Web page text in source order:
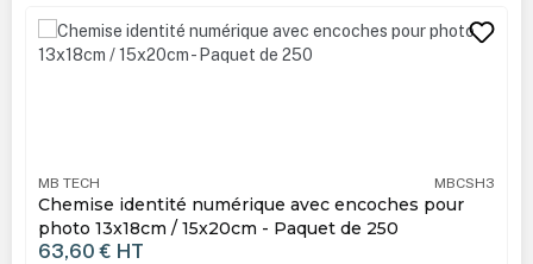
Ignorer la galerie de produits
MB TECH MBCSH3
Chemise identité numérique avec encoches pour
photo 13x18cm / 15x20cm - Paquet de 250
63,60 € HT